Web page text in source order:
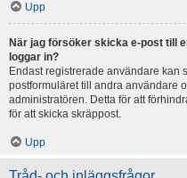
Upp
När jag försöker skicka e-post till
loggar in?
Endast registrerade användare kan
postformuläret till andra användare
administratören. Detta för att
för att skicka skräppost.
Upp